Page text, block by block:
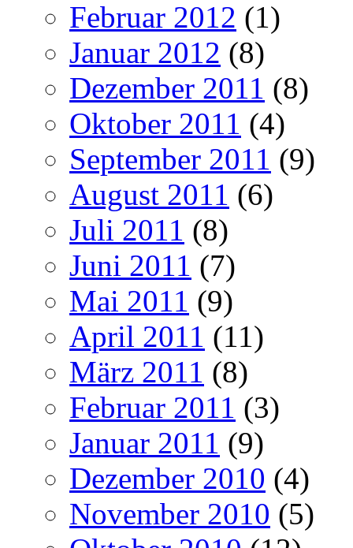
Februar 2012 (1)
Januar 2012 (8)
Dezember 2011 (8)
Oktober 2011 (4)
September 2011 (9)
August 2011 (6)
Juli 2011 (8)
Juni 2011 (7)
Mai 2011 (9)
April 2011 (11)
März 2011 (8)
Februar 2011 (3)
Januar 2011 (9)
Dezember 2010 (4)
November 2010 (5)